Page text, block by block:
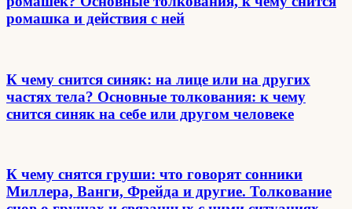
ромашка и действия с ней
К чему снится синяк: на лице или на других
частях тела? Основные толкования: к чему
снится синяк на себе или другом человеке
К чему снятся груши: что говорят сонники
Миллера, Ванги, Фрейда и другие. Толкование